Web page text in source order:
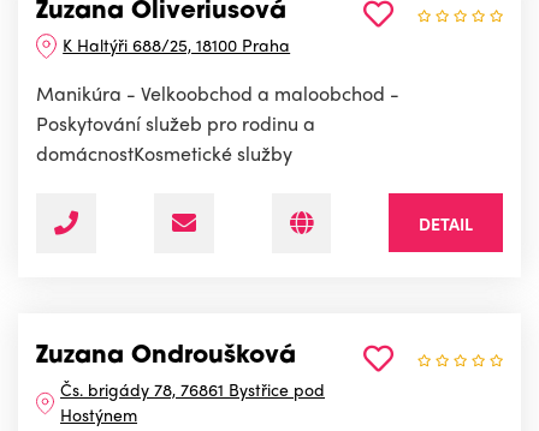
Zuzana Oliveriusová
K Haltýři 688/25, 18100 Praha
Manikúra - Velkoobchod a maloobchod -
Poskytování služeb pro rodinu a
domácnostKosmetické služby
DETAIL
Zuzana Ondroušková
Čs. brigády 78, 76861 Bystřice pod
Hostýnem